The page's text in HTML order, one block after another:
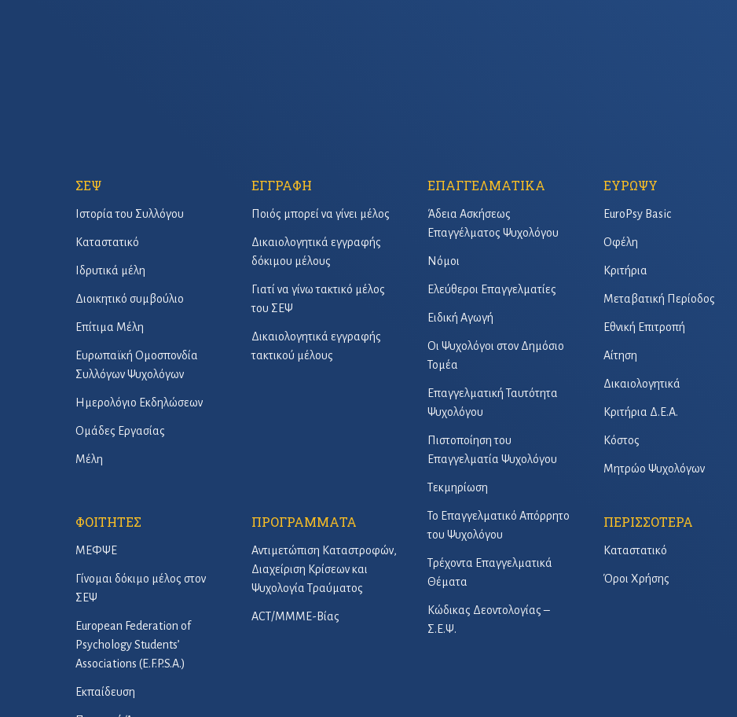
ΣΕΨ
Ιστορία του Συλλόγου
Καταστατικό
Ιδρυτικά μέλη
Διοικητικό συμβούλιο
Επίτιμα Μέλη
Ευρωπαϊκή Ομοσπονδία
Συλλόγων Ψυχολόγων
Ημερολόγιο Εκδηλώσεων
Ομάδες Εργασίας
Μέλη
ΕΓΓΡΑΦΗ
Ποιός μπορεί να γίνει μέλος
Δικαιολογητικά εγγραφής
δόκιμου μέλους
Γιατί να γίνω τακτικό μέλος
του ΣΕΨ
Δικαιολογητικά εγγραφής
τακτικού μέλους
ΕΠΑΓΓΕΛΜΑΤΙΚΑ
Άδεια Ασκήσεως
Επαγγέλματος Ψυχολόγου
Νόμοι
Ελεύθεροι Επαγγελματίες
Ειδική Αγωγή
Οι Ψυχολόγοι στον Δημόσιο
Τομέα
Επαγγελματική Ταυτότητα
Ψυχολόγου
Πιστοποίηση του
Επαγγελματία Ψυχολόγου
Τεκμηρίωση
Το Επαγγελματικό Απόρρητο
του Ψυχολόγου
Τρέχοντα Επαγγελματικά
Θέματα
Κώδικας Δεοντολογίας –
Σ.Ε.Ψ.
ΕΥΡΩΨΥ
EuroPsy Basic
Οφέλη
Κριτήρια
Μεταβατική Περίοδος
Εθνική Επιτροπή
Αίτηση
Δικαιολογητικά
Κριτήρια Δ.Ε.Α.
Κόστος
Μητρώο Ψυχολόγων
ΦΟΙΤΗΤΕΣ
ΜΕΦΨΕ
Γίνομαι δόκιμο μέλος στον
ΣΕΨ
European Federation of
Psychology Students’
Associations (E.F.P.S.A.)
Εκπαίδευση
ΠΡΟΓΡΑΜΜΑΤΑ
Αντιμετώπιση Καταστροφών,
Διαχείριση Κρίσεων και
Ψυχολογία Τραύματος
ACT/ΜΜΜΕ-Βίας
ΠΕΡΙΣΣΟΤΕΡΑ
Καταστατικό
Όροι Χρήσης